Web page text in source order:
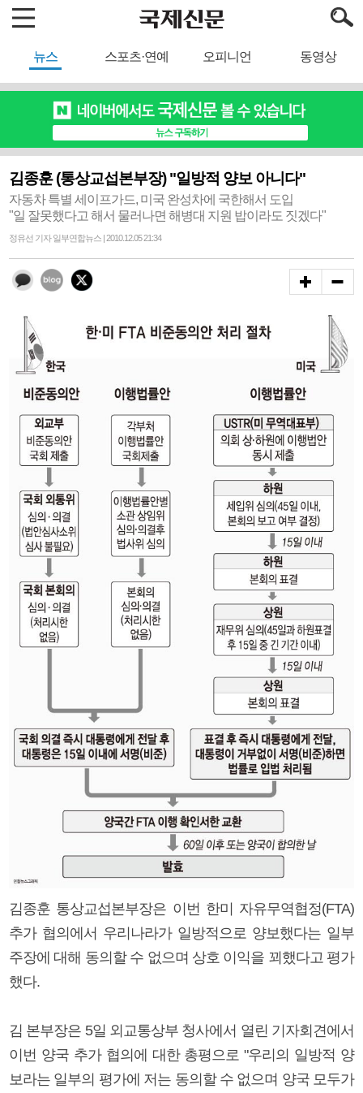
뉴스 스포츠·연예 오피니언 동영상
김종훈 (통상교섭본부장) "일방적 양보 아니다"
자동차 특별 세이프가드, 미국 완성차에 국한해서 도입
"일 잘못했다고 해서 물러나면 해병대 지원 밥이라도 짓겠다"
정유선 기자 일부연합뉴스 | 2010.12.05 21:34
김종훈 통상교섭본부장은 이번 한미 자유무역협정(FTA)
추가 협의에서 우리나라가 일방적으로 양보했다는 일부
주장에 대해 동의할 수 없으며 상호 이익을 꾀했다고 평가
했다.
김 본부장은 5일 외교통상부 청사에서 열린 기자회견에서
이번 양국 추가 협의에 대한 총평으로 "우리의 일방적 양
보라는 일부의 평가에 저는 동의할 수 없으며 양국 모두가